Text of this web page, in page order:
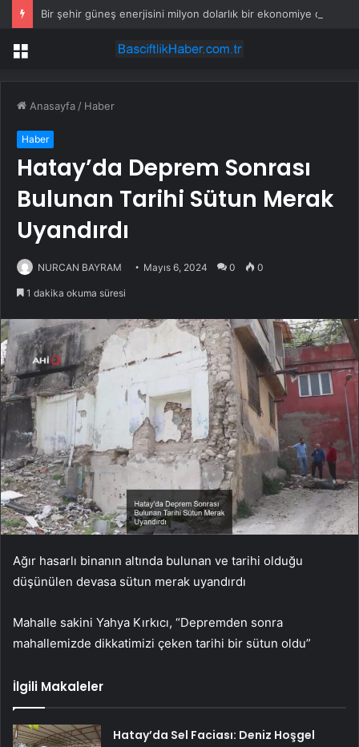
Menü
Anasayfa / Haber
Haber
Hatay’da Deprem Sonrası
Bulunan Tarihi Sütun Merak
Uyandırdı
NURCAN BAYRAM Mayıs 6, 2024 0 0
1 dakika okuma süresi
Ağır hasarlı binanın altında bulunan ve tarihi olduğu
düşünülen devasa sütun merak uyandırdı
Mahalle sakini Yahya Kırkıcı, “Depremden sonra
mahallemizde dikkatimizi çeken tarihi bir sütun oldu”
İlgili Makaleler
Hatay’da Sel Faciası: Deniz Hoşgel